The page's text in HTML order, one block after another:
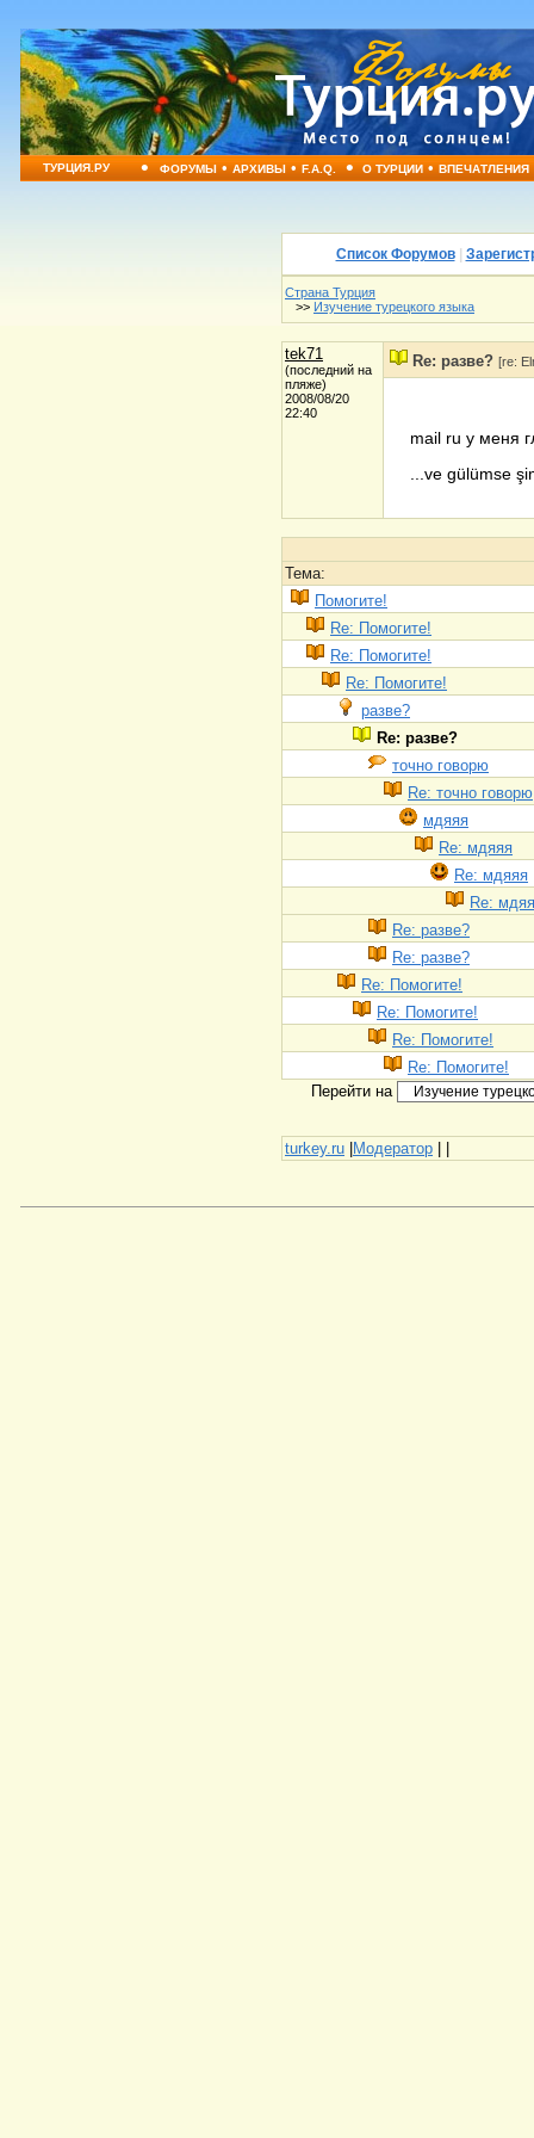
ТУРЦИЯ.РУ • ФОРУМЫ•АРХИВЫ•F.A.Q. • О ТУРЦИИ•ВПЕЧАТЛЕНИЯ
Список Форумов|
Страна Турция
>> Изучение турецкого языка
tek71
(последний на
пляже)
2008/08/20
22:40
Re: разве? [re:
mail ru у меня
...ve gülümse
Тема:
Помогите!
Re: Помогите!
Re: Помогите!
Re: Помогите!
разве?
Re: разве?
точно говорю
Re: точно говорю
мдяяя
Re: мдяяя
Re: мдяяя
Re:
Re: разве?
Re: разве?
Re: Помогите!
Re: Помогите!
Re: Помогите!
Re: Помогите!
Перейти на
turkey.ru |Модератор | |